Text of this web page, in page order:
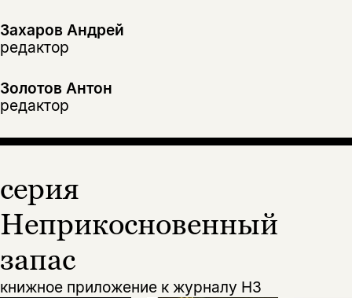
Захаров Андрей
редактор
Золотов Антон
редактор
серия
Неприкосновенный
запас
книжное приложение к журналу НЗ